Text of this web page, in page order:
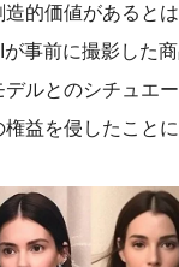
的価値があると
事前に撮影した
デルとのシチュエ
権益を侵したこと